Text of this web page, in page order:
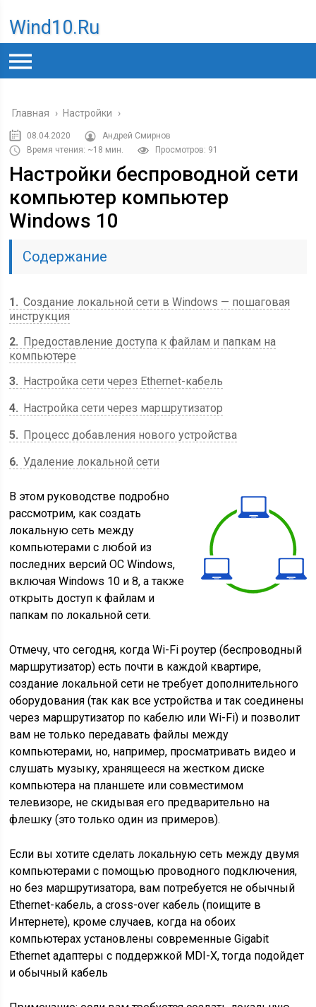
Wind10.ru
Главная › Настройки ›
08.04.2020
Андрей Смирнов
Время чтения: ~18 мин.
Просмотров: 91
Настройки беспроводной сети
компьютер компьютер
Windows 10
Содержание
1
Создание локальной сети в Windows — пошаговая
инструкция
2
Предоставление доступа к файлам и папкам на
компьютере
3
Настройка сети через Ethernet-кабель
4
Настройка сети через маршрутизатор
5
Процесс добавления нового устройства
6 Удаление локальной сети
В этом руководстве подробно
рассмотрим, как создать
локальную сеть между
компьютерами с любой из
последних версий ОС Windows,
включая Windows 10 и 8, а также
открыть доступ к файлам и
папкам по локальной сети.
Отмечу, что сегодня, когда Wi-Fi роутер (беспроводный
маршрутизатор) есть почти в каждой квартире,
создание локальной сети не требует дополнительного
оборудования (так как все устройства и так соединены
через маршрутизатор по кабелю или Wi-Fi) и позволит
вам не только передавать файлы между
компьютерами, но, например, просматривать видео и
слушать музыку, хранящееся на жестком диске
компьютера на планшете или совместимом
телевизоре, не скидывая его предварительно на
флешку (это только один из примеров).
Если вы хотите сделать локальную сеть между двумя
компьютерами с помощью проводного подключения,
но без маршрутизатора, вам потребуется не обычный
Ethernet-кабель, а cross-over кабель (поищите в
Интернете), кроме случаев, когда на обоих
компьютерах установлены современные Gigabit
Ethernet адаптеры с поддержкой MDI-X, тогда подойдет
и обычный кабель